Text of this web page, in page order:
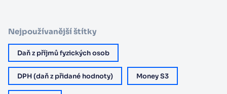
Nejpoužívanější štítky
Daň z příjmů fyzických osob
DPH (daň z přidané hodnoty) Money S3